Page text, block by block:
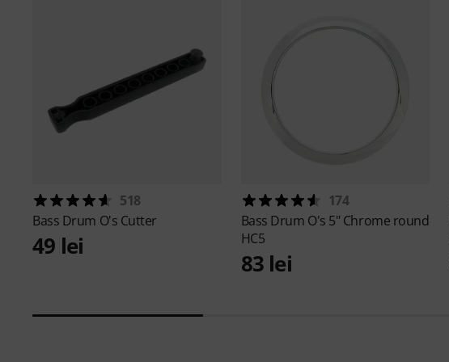
518
Bass Drum O's Cutter
49 lei
174
Bass Drum O's 5" Chrome round
HC5
83 lei